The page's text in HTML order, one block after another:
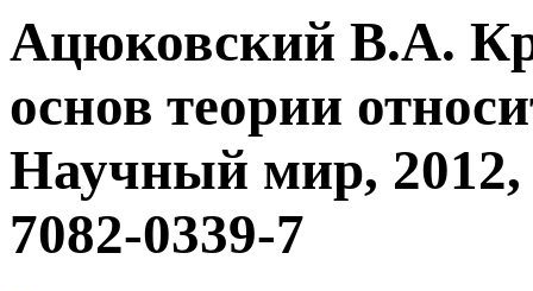
Ацюковский В.А.
основ теории
Научный мир,
7082-0339-7